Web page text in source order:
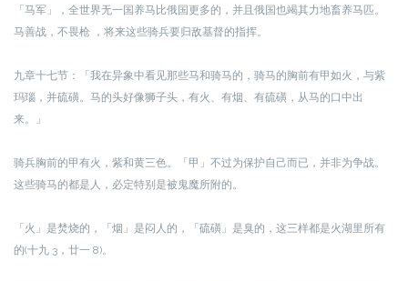
「马军」，全世界无一国养马比俄国更多的，并且俄国也竭其力地畜养马匹。
马善战，不畏枪 ，将来这些骑兵要归敌基督的指挥。
九章十七节：「我在异象中看见那些马和骑马的，骑马的胸前有甲如火，与紫
玛瑙，并硫磺。马的头好像狮子头，有火、有烟、有硫磺，从马的口中出
来。」
骑兵胸前的甲有火，紫和黄三色。「甲」不过为保护自己而已，并非为争战。
这些骑马的都是人，必定特别是被鬼魔所附的。
「火」是焚烧的，「烟」是闷人的，「硫磺」是臭的，这三样都是火湖里所有
的(十九 3，廿一 8)。